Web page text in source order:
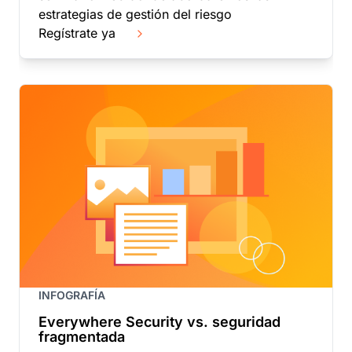
estrategias de gestión del riesgo
Regístrate ya
INFOGRAFÍA
Everywhere Security vs. seguridad
fragmentada